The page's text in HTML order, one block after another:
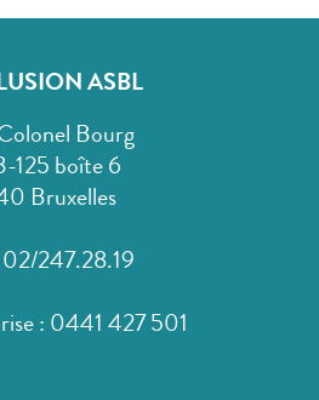
ASBL
Bourg
125 boîte 6
Bruxelles
02/247.28.19
: 0441 427 501